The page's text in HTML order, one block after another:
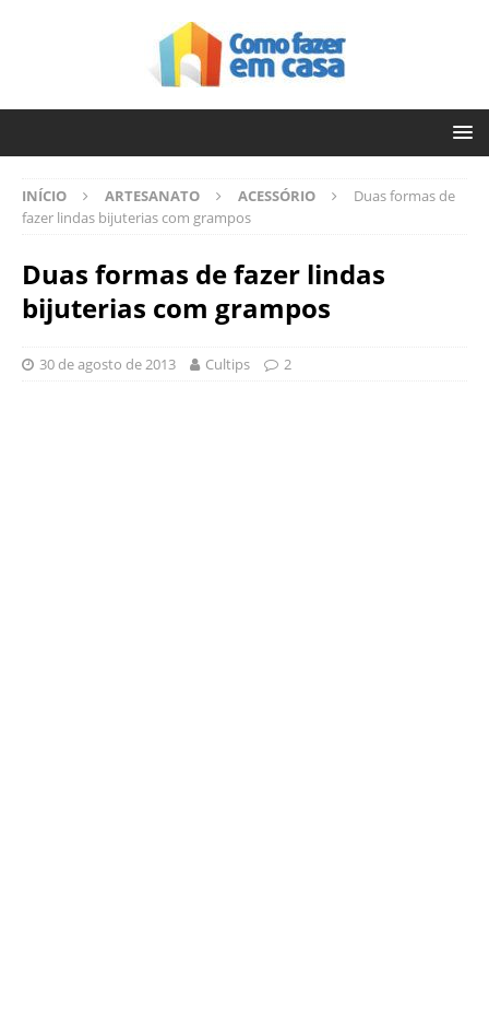
INÍCIO ARTESANATO ACESSÓRIO
Duas formas de
fazer lindas bijuterias com grampos
Duas formas de fazer lindas
bijuterias com grampos
30 de agosto de 2013 Cultips 2